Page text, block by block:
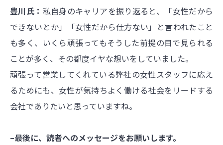
豊川氏： 私自身のキャリアを振り返ると、「女性だから
できないとか」「女性だから仕方ない」と言われたこと
も多く、いくら頑張ってもそうした前提の目で見られる
ことが多く、その都度イヤな想いをしていました。
頑張って営業してくれている弊社の女性スタッフに応え
るためにも、女性が気持ちよく働ける社会をリードする
会社でありたいと思っていますね。
–最後に、読者へのメッセージをお願いします。